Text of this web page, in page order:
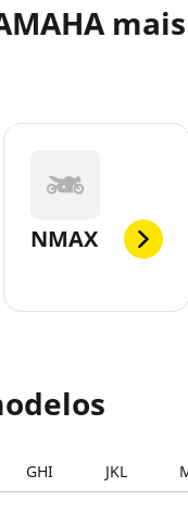
NMAX
GHI JKL